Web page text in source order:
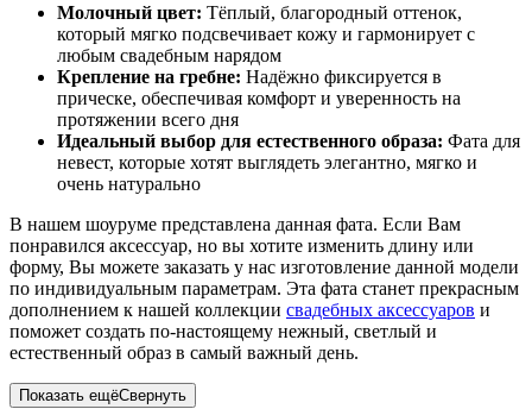
Молочный цвет: Тёплый, благородный оттенок,
который мягко подсвечивает кожу и гармонирует с
любым свадебным нарядом
Крепление на гребне: Надёжно фиксируется в
прическе, обеспечивая комфорт и уверенность на
протяжении всего дня
Идеальный выбор для естественного образа: Фата для
невест, которые хотят выглядеть элегантно, мягко и
очень натурально
В нашем шоуруме представлена данная фата. Если Вам
понравился аксессуар, но вы хотите изменить длину или
форму, Вы можете заказать у нас изготовление данной модели
по индивидуальным параметрам. Эта фата станет прекрасным
дополнением к нашей коллекции свадебных аксессуаров и
поможет создать по-настоящему нежный, светлый и
естественный образ в самый важный день.
Показать ещёСвернуть